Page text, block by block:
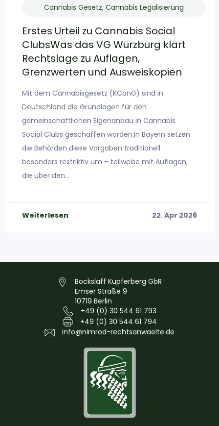
Cannabis Gesetz, Cannabis Legalisierung
Erstes Urteil zu Cannabis Social
ClubsWas das VG Würzburg klärt
Rechtslage zu Auflagen,
Grenzwerten und Ausweiskopien
Mit dem Cannabisgesetz (KCanG) sind in
Deutschland die Grundlagen für den
gemeinschaftlichen Eigenanbau in Cannabis
Social Clubs geschaffen worden.In Bayern setzen
die Behörden diese Vorgaben traditionell
besonders restriktiv um – teilweise mit Auflagen,
die über den…
Weiterlesen 22. Apr 2026
Bockslaff Kupferberg GbR
Emser Straße 9
10719 Berlin
+49 (0) 30 544 61 793
+49 (0) 30 544 61 794
info@nimrod-rechtsanwaelte.de